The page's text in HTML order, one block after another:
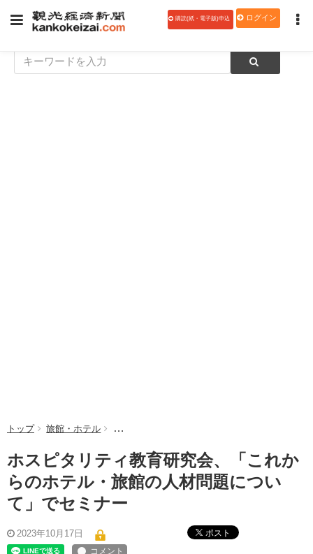
購読(紙・電子版)申込 ログイン
トップ 旅館・ホテル ホスピタリティ教育研究会、「これからのホテ
ホスピタリティ教育研究会、「これか
らのホテル・旅館の人材問題につい
て」でセミナー
2023年10月17日 ポスト